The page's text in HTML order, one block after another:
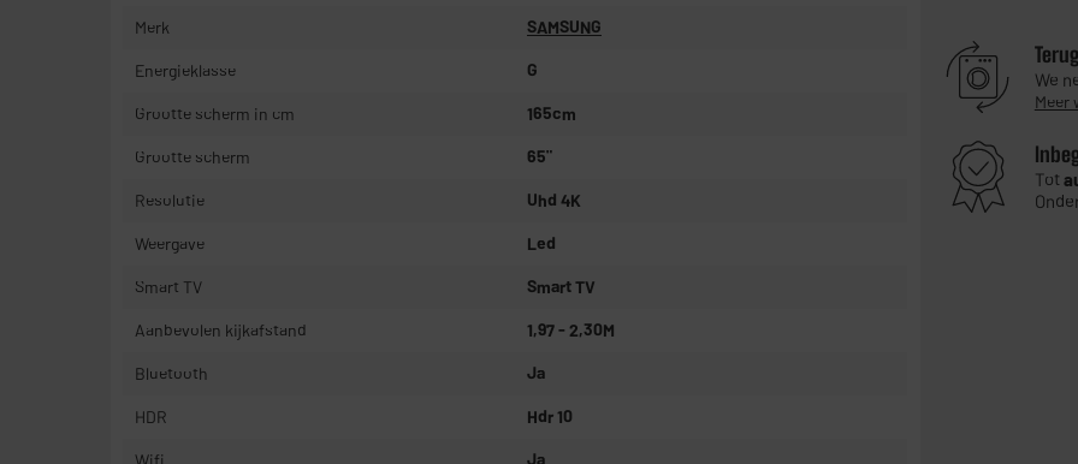
We
Meer
Tot
Merk SAMSUNG
Energieklasse G
Grootte scherm in cm 165cm
Grootte scherm 65"
Resolutie Uhd 4K
Weergave Led
Smart TV Smart TV
Aanbevolen kijkafstand 1,97 - 2,30M
Bluetooth Ja
HDR Hdr 10